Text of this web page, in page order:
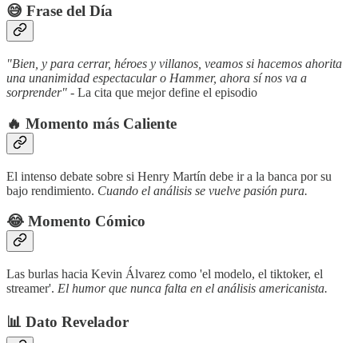
😅 Frase del Día
"Bien, y para cerrar, héroes y villanos, veamos si hacemos ahorita
una unanimidad espectacular o Hammer, ahora sí nos va a
sorprender" - La cita que mejor define el episodio
🔥 Momento más Caliente
El intenso debate sobre si Henry Martín debe ir a la banca por su
bajo rendimiento. Cuando el análisis se vuelve pasión pura.
😂 Momento Cómico
Las burlas hacia Kevin Álvarez como 'el modelo, el tiktoker, el
streamer'. El humor que nunca falta en el análisis americanista.
📊 Dato Revelador